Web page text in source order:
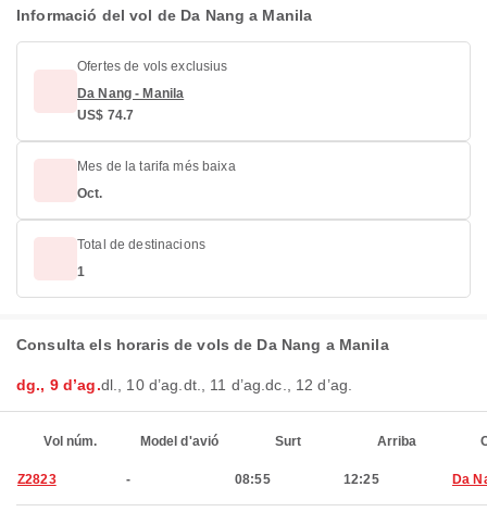
Informació del vol de Da Nang a Manila
Ofertes de vols exclusius
Da Nang - Manila
US$ 74.7
Mes de la tarifa més baixa
Oct.
Total de destinacions
1
Consulta els horaris de vols de Da Nang a Manila
dg., 9 d’ag.dl., 10 d’ag. dt., 11 d’ag.dc., 12 d’ag.
Vol núm. Model d'avió Surt Arriba
Z2823 - 08:55 12:25 Da